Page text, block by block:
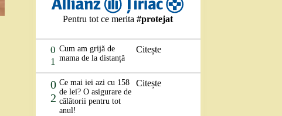
Pentru tot ce merita#protejat
0
1
Cum am grijă de
mama de la distanță
Citește
0
2
Ce mai iei azi cu 158
de lei? O asigurare de
călătorii pentru tot
anul!
Citește